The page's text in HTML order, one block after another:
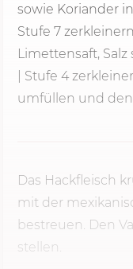
sowie Koriander
Stufe 7
Limettensaft,
| Stufe 4
umfüllen und den
Das Hackfleisch
mit der
bestreuen. Den
stellen.